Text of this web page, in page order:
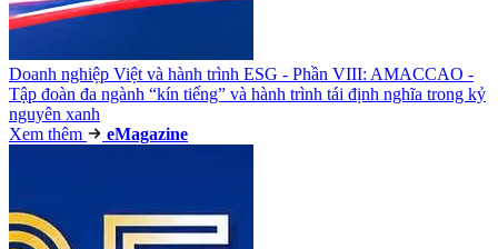
Doanh nghiệp Việt và hành trình ESG - Phần VIII: AMACCAO -
Tập đoàn đa ngành “kín tiếng” và hành trình tái định nghĩa trong kỷ
nguyên xanh
Xem thêm
eMagazine